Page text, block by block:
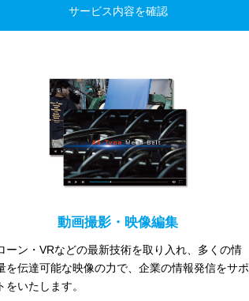
動画撮影・映像編集
ーン・VRなどの最新技術を取り入れ、多くの情
を伝達可能な映像の力で、企業の情報発信をサポ
をいたします。